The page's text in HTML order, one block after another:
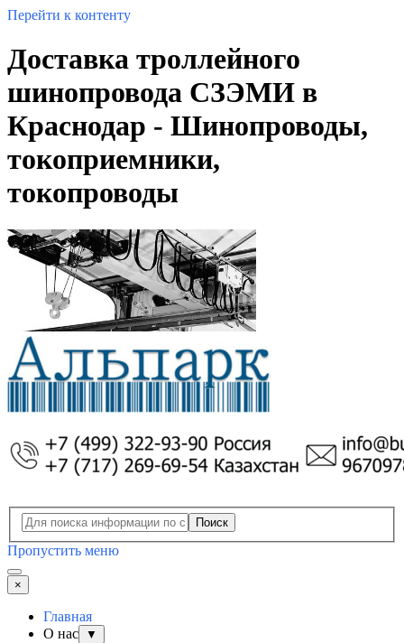
Перейти к контенту
Доставка троллейного
шинопровода СЗЭМИ в
Краснодар - Шинопроводы,
токоприемники,
токопроводы
Поиск
Пропустить меню
×
Главная
О нас
▼